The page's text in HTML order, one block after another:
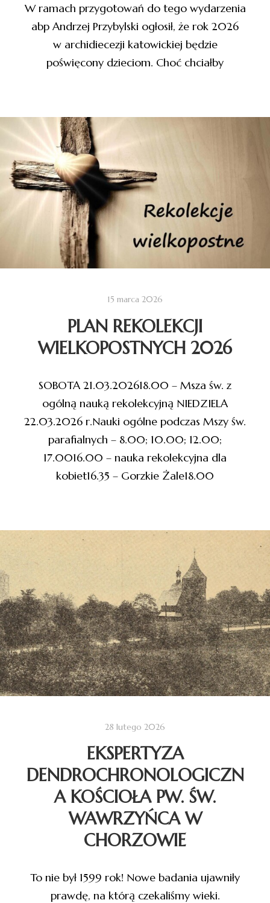
W ramach przygotowań do tego wydarzenia
abp Andrzej Przybylski ogłosił, że rok 2026
w archidiecezji katowickiej będzie
poświęcony dzieciom. Choć chciałby
15 marca 2026
PLAN REKOLEKCJI
WIELKOPOSTNYCH 2026
SOBOTA 21.03.202618.00 – Msza św. z
ogólną nauką rekolekcyjną NIEDZIELA
22.03.2026 r.Nauki ogólne podczas Mszy św.
parafialnych – 8.00; 10.00; 12.00;
17.0016.00 – nauka rekolekcyjna dla
kobiet16.35 – Gorzkie Żale18.00
28 lutego 2026
EKSPERTYZA
DENDROCHRONOLOGICZN
A KOŚCIOŁA PW. ŚW.
WAWRZYŃCA W
CHORZOWIE
To nie był 1599 rok! Nowe badania ujawniły
prawdę, na którą czekaliśmy wieki.